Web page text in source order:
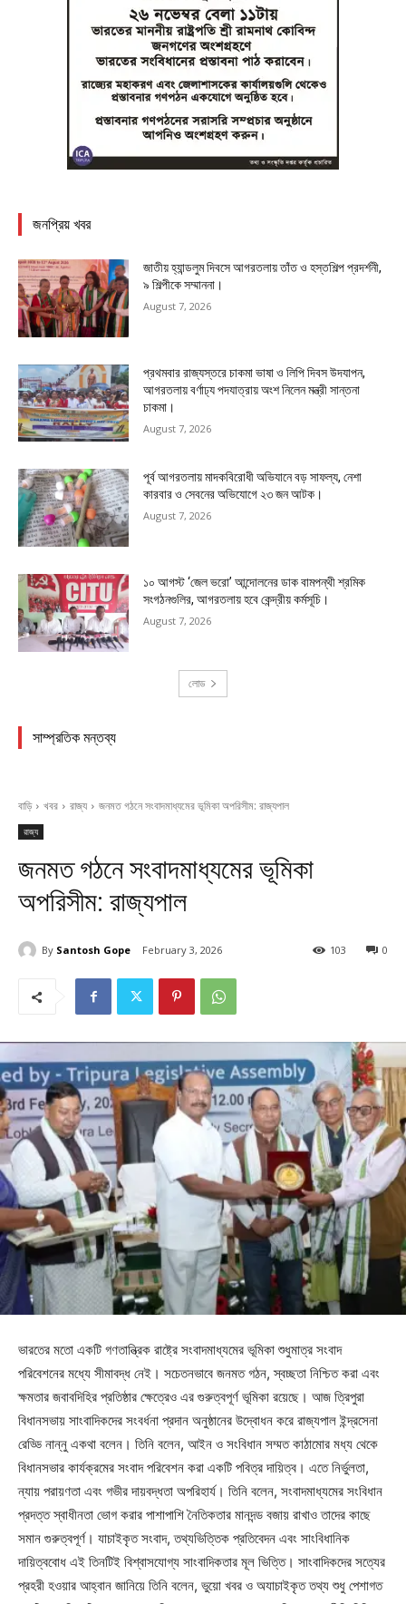
জনপ্রিয় খবর
জাতীয় হ্যান্ডলুম দিবসে আগরতলায় তাঁত ও হস্তশিল্প প্রদর্শনী,
৯ শিল্পীকে সম্মাননা।
August 7, 2026
প্রথমবার রাজ্যস্তরে চাকমা ভাষা ও লিপি দিবস উদযাপন,
আগরতলায় বর্ণাঢ্য পদযাত্রায় অংশ নিলেন মন্ত্রী সান্তনা
চাকমা।
August 7, 2026
পূর্ব আগরতলায় মাদকবিরোধী অভিযানে বড় সাফল্য, নেশা
কারবার ও সেবনের অভিযোগে ২৩ জন আটক।
August 7, 2026
১০ আগস্ট ‘জেল ভরো’ আন্দোলনের ডাক বামপন্থী শ্রমিক
সংগঠনগুলির, আগরতলায় হবে কেন্দ্রীয় কর্মসূচি।
August 7, 2026
লোড
সাম্প্রতিক মন্তব্য